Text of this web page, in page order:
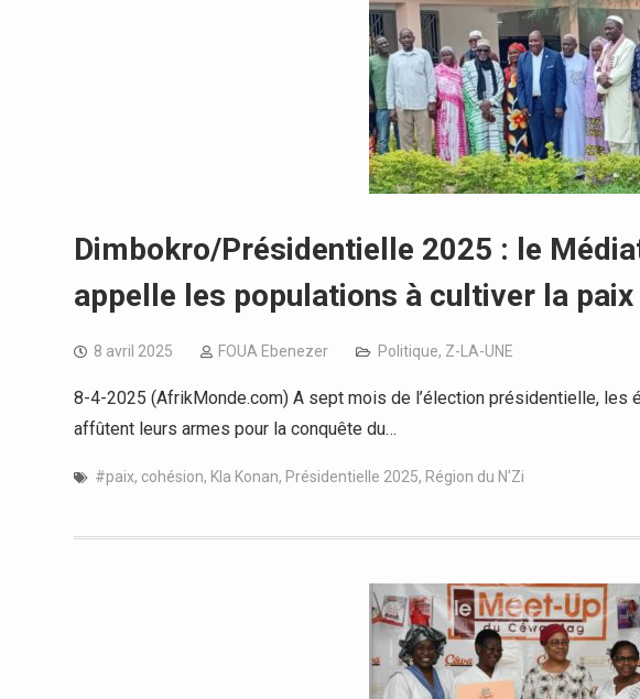
Dimbokro/Présidentielle 2025 : le
appelle les populations à cultiver la
8 avril 2025 FOUA Ebenezer Politique, Z-LA-UNE
8-4-2025 (AfrikMonde.com) A sept mois de l’élection présidentielle,
affûtent leurs armes pour la conquête du…
#paix, cohésion, Kla Konan, Présidentielle 2025, Région du N'Zi